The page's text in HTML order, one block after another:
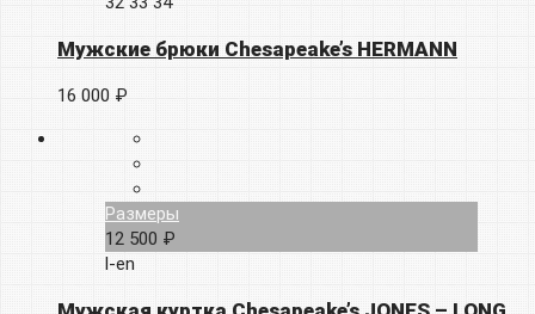
Мужские брюки Chesapeake’s HERMANN
16 000 ₽
Размеры
12 500 ₽
l-en